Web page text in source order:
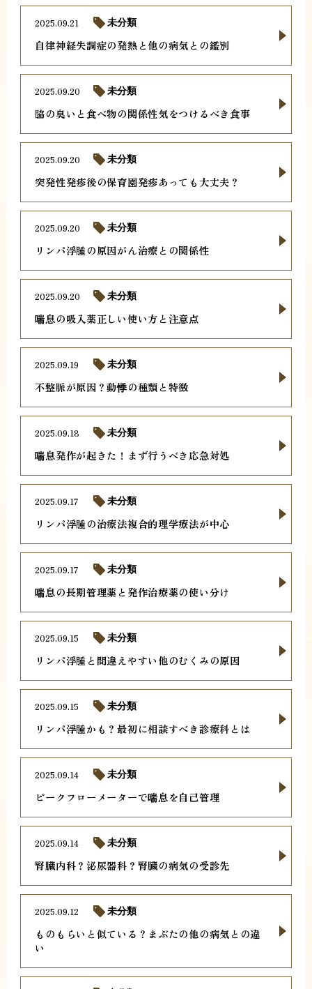
自律神経失調症の発熱と他の病気との鑑別
2025.09.21 未分類
脇の臭いと食べ物の関係性気をつけるべき食事
2025.09.20 未分類
突発性発疹後の保育園発疹あっても大丈夫？
2025.09.20 未分類
リンパ浮腫の原因がん治療との関係性
2025.09.20 未分類
喘息の吸入薬正しい使い方と注意点
2025.09.20 未分類
不整脈が原因？動悸の種類と特徴
2025.09.19 未分類
喘息発作が起きた！まず行うべき応急対処
2025.09.18 未分類
リンパ浮腫の治療法複合的理学療法が中心
2025.09.17 未分類
喘息の長期管理薬と発作治療薬の使い分け
2025.09.17 未分類
リンパ浮腫と間違えやすい他のむくみの原因
2025.09.15 未分類
リンパ浮腫かも？最初に相談すべき診療科とは
2025.09.15 未分類
ピークフローメーターで喘息を自己管理
2025.09.14 未分類
腎臓内科？泌尿器科？腎臓の病気の受診先
2025.09.14 未分類
ものもらいと似ている？まぶたの他の病気との違
い
2025.09.12 未分類